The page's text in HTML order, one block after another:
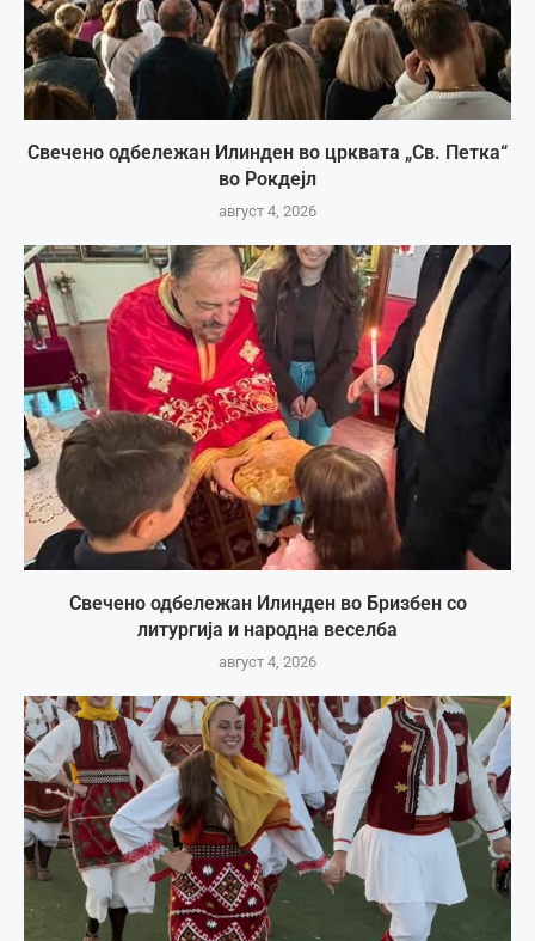
Свечено одбележан Илинден во црквата „Св. Петка“
во Рокдејл
август 4, 2026
Свечено одбележан Илинден во Бризбен со
литургија и народна веселба
август 4, 2026